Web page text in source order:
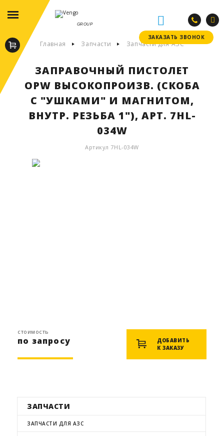
ЗАКАЗАТЬ ЗВОНОК
ЗАКАЗАТЬ ЗВОНОК
GROUP
Главная Запчасти Запчасти для АЗС
ЗАПРАВОЧНЫЙ ПИСТОЛЕТ
OPW ВЫСОКОПРОИЗВ. (СКОБА
С "УШКАМИ" И МАГНИТОМ,
ВНУТР. РЕЗЬБА 1"), АРТ. 7HL-
034W
Артикул 7HL-034W
стоимость
по запросу
ДОБАВИТЬ
К ЗАКАЗУ
ЗАПЧАСТИ
ЗАПЧАСТИ ДЛЯ АЗС